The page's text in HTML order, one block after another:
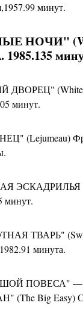
минут.
НОЧИ"
ДВОРЕЦ" (White
минут.
(Lejumeau)
ЭСКАДРИЛЬЯ
минут.
ТВАРЬ"
минута.
ПОВЕСА"
(The Big Easy)